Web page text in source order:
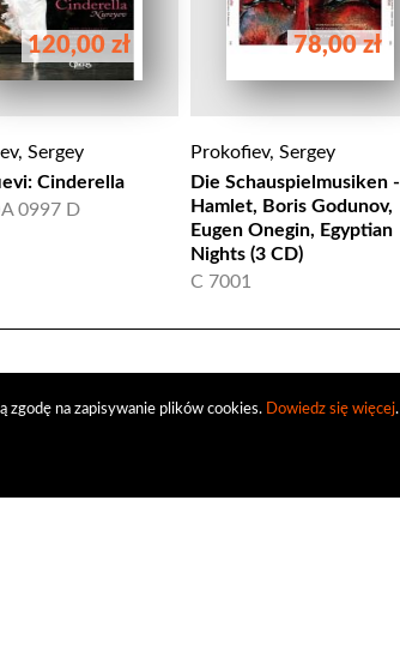
zgodę na zapisywanie plików cookies. Dowiedz się więcej.
120,00 zł
Sergey
Cinderella
0997 D
78,00 zł
Prokofiev, Sergey
Die Schauspielmusiken -
Hamlet, Boris Godunov,
Eugen Onegin, Egyptian
Nights (3 CD)
C 7001